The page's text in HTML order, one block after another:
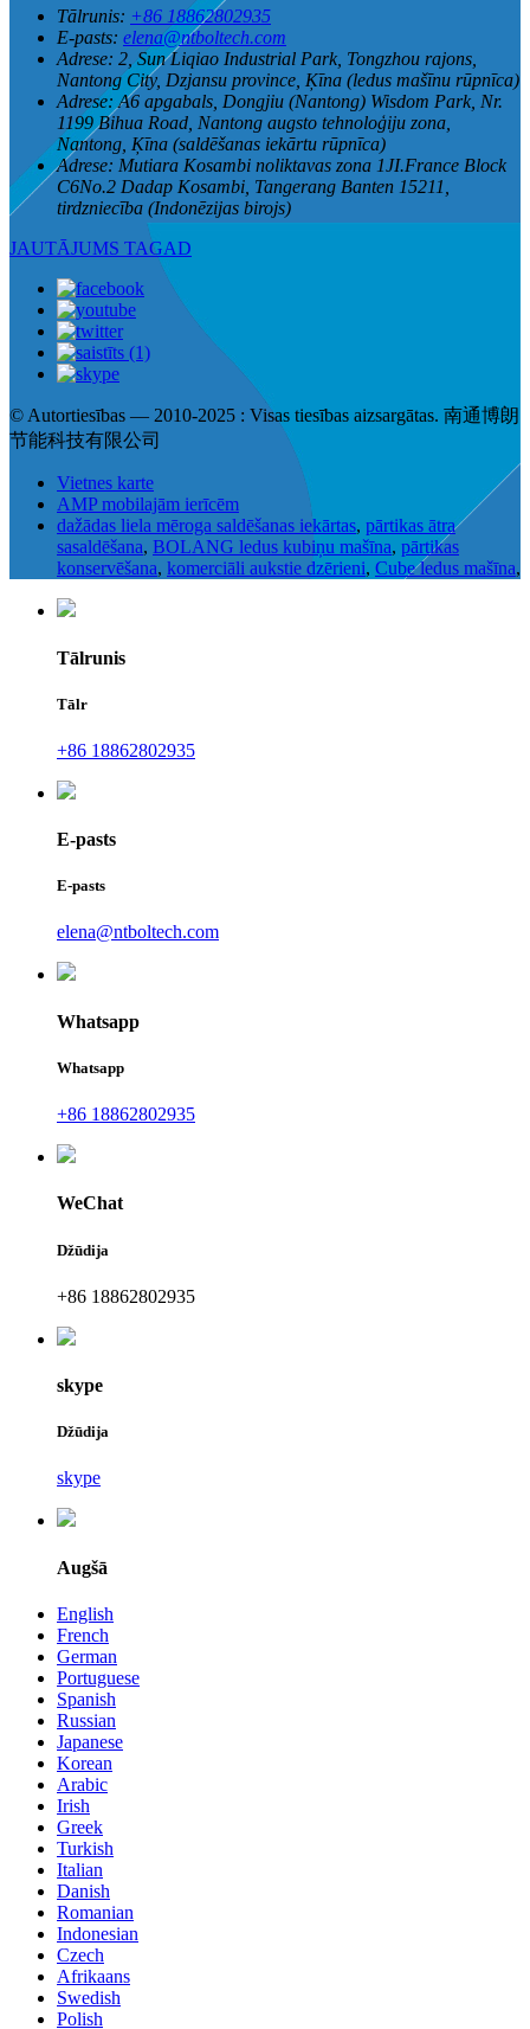
Tālrunis: +86 18862802935
E-pasts: elena@ntboltech.com
Adrese: 2, Sun Liqiao Industrial Park, Tongzhou rajons,
Nantong City, Dzjansu province, Ķīna (ledus mašīnu rūpnīca)
Adrese: A6 apgabals, Dongjiu (Nantong) Wisdom Park, Nr.
1199 Bihua Road, Nantong augsto tehnoloģiju zona,
Nantong, Ķīna (saldēšanas iekārtu rūpnīca)
Adrese: Mutiara Kosambi noliktavas zona 1JI.France Block
C6No.2 Dadap Kosambi, Tangerang Banten 15211,
tirdzniecība (Indonēzijas birojs)
JAUTĀJUMS TAGAD
© Autortiesības — 2010-2025 : Visas tiesības aizsargātas. 南通博朗
节能科技有限公司
Vietnes karte
AMP mobilajām ierīcēm
dažādas liela mēroga saldēšanas iekārtas, pārtikas ātra
sasaldēšana, BOLANG ledus kubiņu mašīna, pārtikas
konservēšana, komerciāli aukstie dzērieni, Cube ledus mašīna,
Tālrunis
Tālr
+86 18862802935
E-pasts
E-pasts
elena@ntboltech.com
Whatsapp
Whatsapp
+86 18862802935
WeChat
Džūdija
+86 18862802935
skype
Džūdija
skype
Augšā
English
French
German
Portuguese
Spanish
Russian
Japanese
Korean
Arabic
Irish
Greek
Turkish
Italian
Danish
Romanian
Indonesian
Czech
Afrikaans
Swedish
Polish